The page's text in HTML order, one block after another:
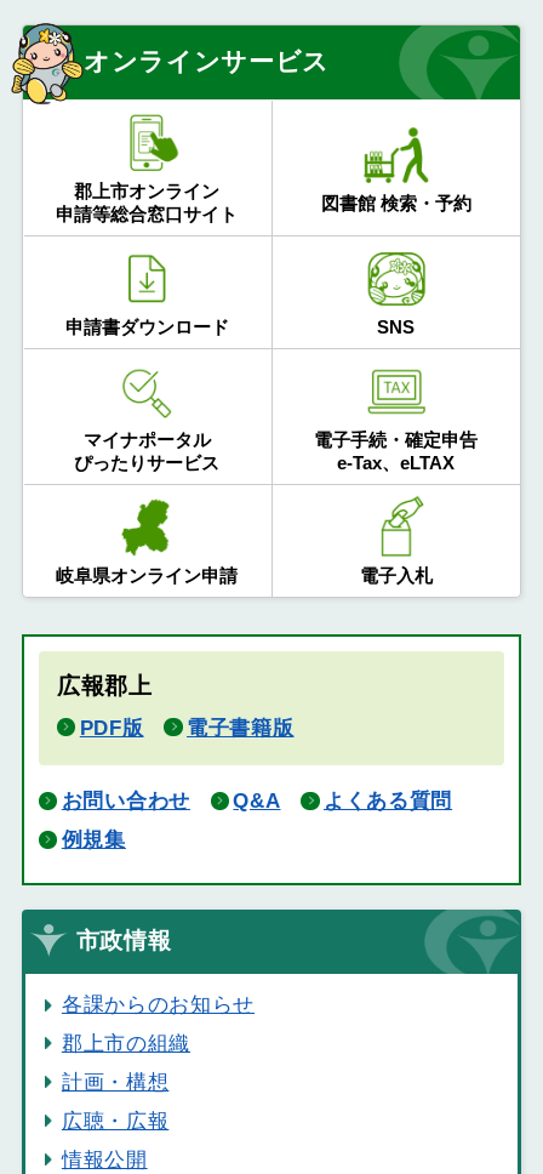
オンラインサービス
郡上市オンライン
申請等総合窓口サイト
図書館 検索・予約
申請書ダウンロード SNS
マイナポータル
ぴったりサービス
電子手続・確定申告
e-Tax、eLTAX
岐阜県オンライン申請 電子入札
広報郡上
PDF版 電子書籍版
お問い合わせ Q&A
よくある質問
例規集
市政情報
各課からのお知らせ
郡上市の組織
計画・構想
広聴・広報
情報公開